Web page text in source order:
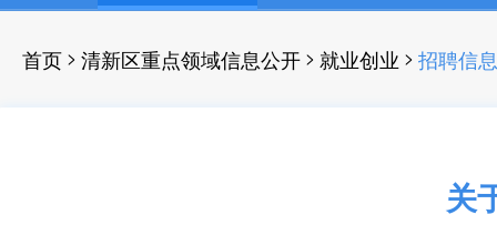
首页 > 清新区重点领域信息公开 > 就业创业 > 招聘信息
关